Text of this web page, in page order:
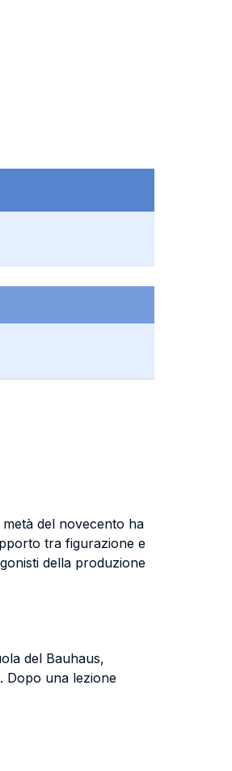
del novecento ha
tra figurazione e
della produzione
del Bauhaus,
Dopo una lezione